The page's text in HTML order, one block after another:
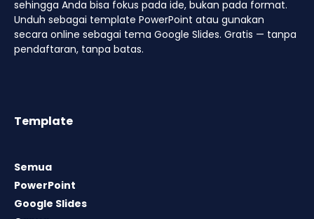
sehingga Anda bisa fokus pada ide, bukan pada format.
Unduh sebagai template PowerPoint atau gunakan
secara online sebagai tema Google Slides. Gratis — tanpa
pendaftaran, tanpa batas.
Template
Semua
PowerPoint
Google Slides